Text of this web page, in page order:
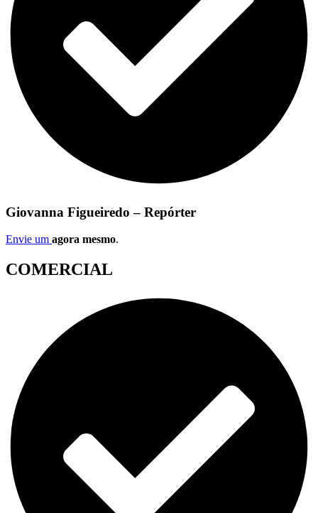
Giovanna Figueiredo – Repórter
Envie um agora mesmo.
COMERCIAL